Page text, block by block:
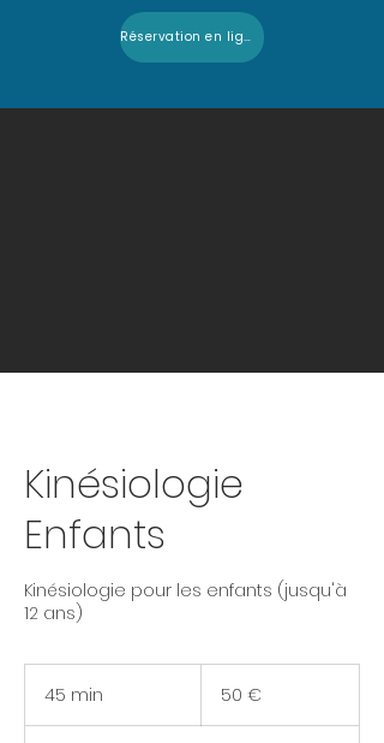
Réservation en ligne
Kinésiologie
Enfants
Kinésiologie pour les enfants (jusqu'à
12 ans)
45 min 50 €